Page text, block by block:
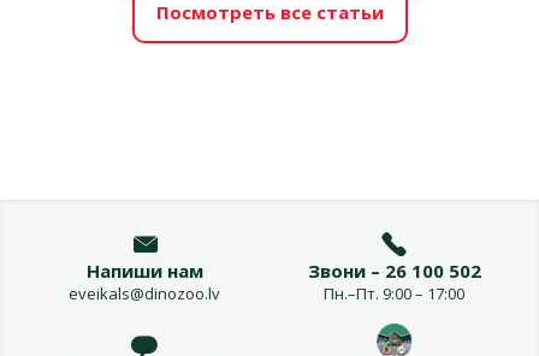
Посмотреть все статьи
Напиши нам
eveikals@dinozoo.lv
Звони – 26 100 502
Пн.–Пт. 9:00 – 17:00